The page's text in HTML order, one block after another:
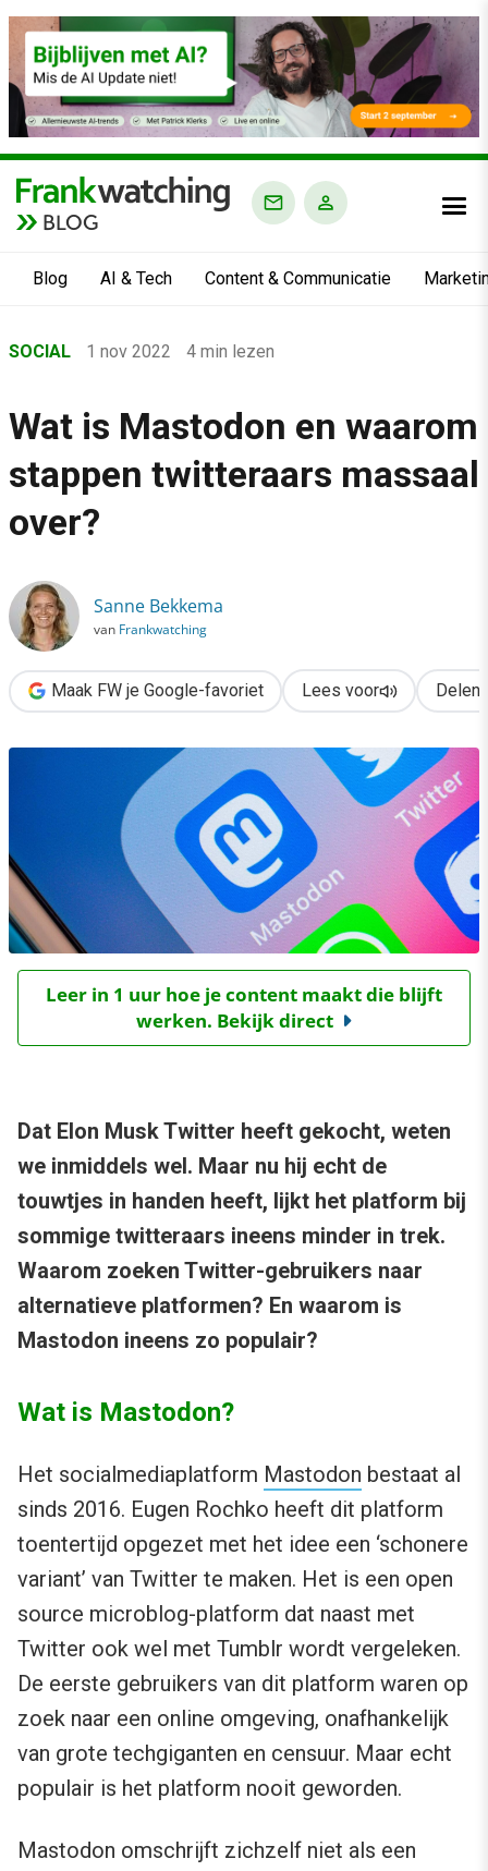
BLOG
Blog AI & Tech Content & Communicatie
›
›
Social
Wat is Mastodon en waarom stappen twitteraars massaal
SOCIAL 1 nov 2022 4 min lezen
Wat is Mastodon en waarom
stappen twitteraars massaal
over?
Sanne Bekkema
van Frankwatching
Maak FW je Google-favoriet Lees voor Delen
Leer in 1 uur hoe je content maakt die blijft
werken. Bekijk direct
Dat Elon Musk Twitter heeft gekocht, weten
we inmiddels wel. Maar nu hij echt de
touwtjes in handen heeft, lijkt het platform bij
sommige twitteraars ineens minder in trek.
Waarom zoeken Twitter-gebruikers naar
alternatieve platformen? En waarom is
Mastodon ineens zo populair?
Wat is Mastodon?
Het socialmediaplatform Mastodon bestaat al
sinds 2016. Eugen Rochko heeft dit platform
toentertijd opgezet met het idee een ‘schonere
variant’ van Twitter te maken. Het is een open
source microblog-platform dat naast met
Twitter ook wel met Tumblr wordt vergeleken.
De eerste gebruikers van dit platform waren op
zoek naar een online omgeving, onafhankelijk
van grote techgiganten en censuur. Maar echt
populair is het platform nooit geworden.
Mastodon omschrijft zichzelf niet als een